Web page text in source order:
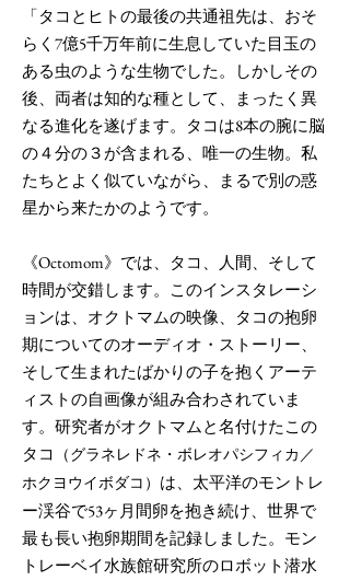
「タコとヒトの最後の共通祖先は、おそ
らく7億5千万年前に生息していた目玉の
ある虫のような生物でした。しかしその
後、両者は知的な種として、まったく異
なる進化を遂げます。タコは8本の腕に脳
の４分の３が含まれる、唯一の生物。私
たちとよく似ていながら、まるで別の惑
星から来たかのようです。
《Octomom》では、タコ、人間、そして
時間が交錯します。このインスタレーシ
ョンは、オクトマムの映像、タコの抱卵
期についてのオーディオ・ストーリー、
そして生まれたばかりの子を抱くアーテ
ィストの自画像が組み合わされていま
す。研究者がオクトマムと名付けたこの
タコ
（グラネレドネ・ボレオパシフィカ／
ホクヨウイボダコ） は、太平洋のモントレ
ー渓谷で53ヶ月間卵を抱き続け、世界で
最も長い抱卵期間を記録しました。モン
トレーベイ水族館研究所のロボット潜水